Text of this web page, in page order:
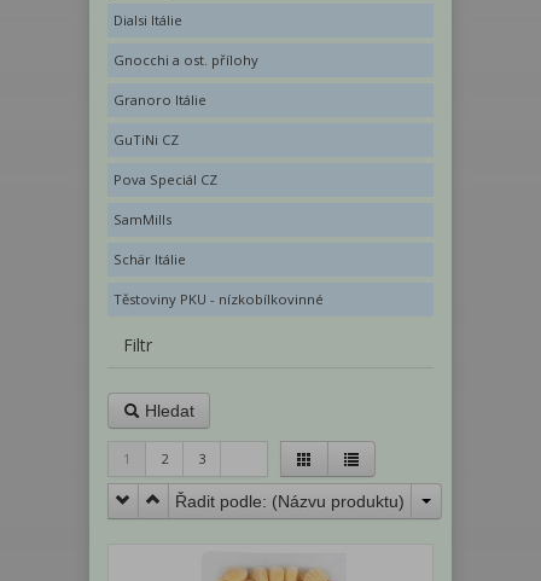
Dialsi Itálie
Gnocchi a ost. přílohy
Granoro Itálie
GuTiNi CZ
Pova Speciál CZ
SamMills
Schär Itálie
Těstoviny PKU - nízkobílkovinné
Filtr
Hledat
1 2 3
Řadit podle: (Názvu produktu)